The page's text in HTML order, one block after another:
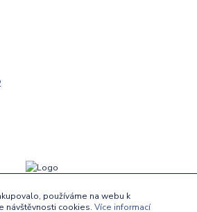
používáme na webu k
návštěvnosti cookies. Více informací